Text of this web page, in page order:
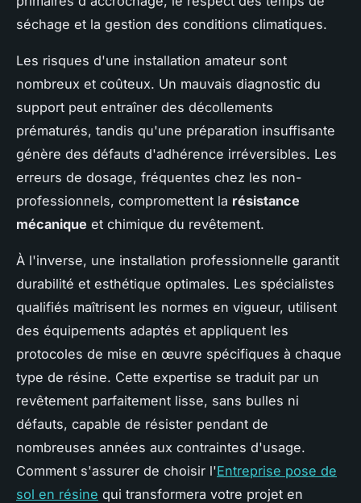
séchage et la gestion des conditions climatiques.
Les risques d'une installation amateur sont
nombreux et coûteux. Un mauvais diagnostic du
support peut entraîner des décollements
prématurés, tandis qu'une préparation insuffisante
génère des défauts d'adhérence irréversibles. Les
erreurs de dosage, fréquentes chez les non-
professionnels, compromettent la résistance
mécanique et chimique du revêtement.
À l'inverse, une installation professionnelle garantit
durabilité et esthétique optimales. Les spécialistes
qualifiés maîtrisent les normes en vigueur, utilisent
des équipements adaptés et appliquent les
protocoles de mise en œuvre spécifiques à chaque
type de résine. Cette expertise se traduit par un
revêtement parfaitement lisse, sans bulles ni
défauts, capable de résister pendant de
nombreuses années aux contraintes d'usage.
Comment s'assurer de choisir l'Entreprise pose de
sol en résine qui transformera votre projet en